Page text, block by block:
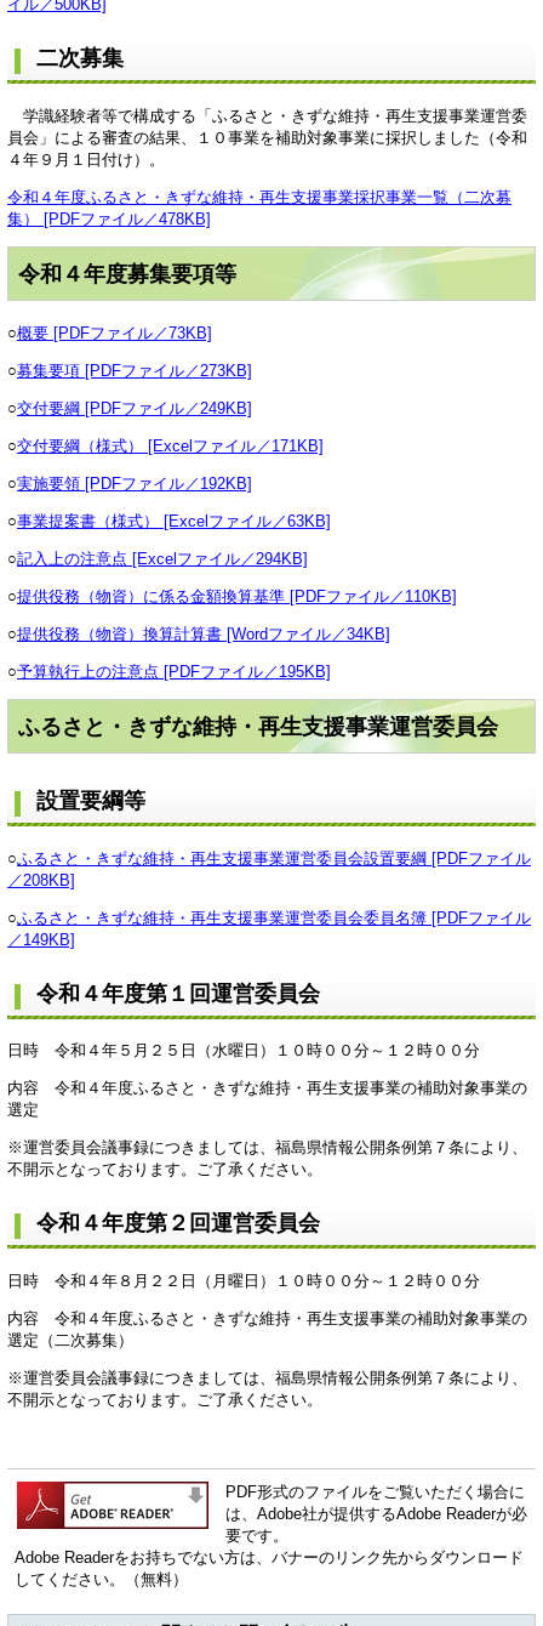
イル／500KB]
二次募集
学識経験者等で構成する「ふるさと・きずな維持・再生支援事業運営委
員会」による審査の結果、１０事業を補助対象事業に採択しました（令和
４年９月１日付け）。
令和４年度ふるさと・きずな維持・再生支援事業採択事業一覧（二次募
集） [PDFファイル／478KB]
令和４年度募集要項等
○概要 [PDFファイル／73KB]
○募集要項 [PDFファイル／273KB]
○交付要綱 [PDFファイル／249KB]
○交付要綱（様式） [Excelファイル／171KB]
○実施要領 [PDFファイル／192KB]
○事業提案書（様式） [Excelファイル／63KB]
○記入上の注意点 [Excelファイル／294KB]
○提供役務（物資）に係る金額換算基準 [PDFファイル／110KB]
○提供役務（物資）換算計算書 [Wordファイル／34KB]
○予算執行上の注意点 [PDFファイル／195KB]
ふるさと・きずな維持・再生支援事業運営委員会
設置要綱等
○ふるさと・きずな維持・再生支援事業運営委員会設置要綱 [PDFファイル
／208KB]
○ふるさと・きずな維持・再生支援事業運営委員会委員名簿 [PDFファイル
／149KB]
令和４年度第１回運営委員会
日時 令和４年５月２５日（水曜日）１０時００分～１２時００分
内容 令和４年度ふるさと・きずな維持・再生支援事業の補助対象事業の
選定
※運営委員会議事録につきましては、福島県情報公開条例第７条により、
不開示となっております。ご了承ください。
令和４年度第２回運営委員会
日時 令和４年８月２２日（月曜日）１０時００分～１２時００分
内容 令和４年度ふるさと・きずな維持・再生支援事業の補助対象事業の
選定（二次募集）
※運営委員会議事録につきましては、福島県情報公開条例第７条により、
不開示となっております。ご了承ください。
PDF形式のファイルをご覧いただく場合に
は、Adobe社が提供するAdobe Readerが必
要です。
Adobe Readerをお持ちでない方は、バナーのリンク先からダウンロード
してください。（無料）